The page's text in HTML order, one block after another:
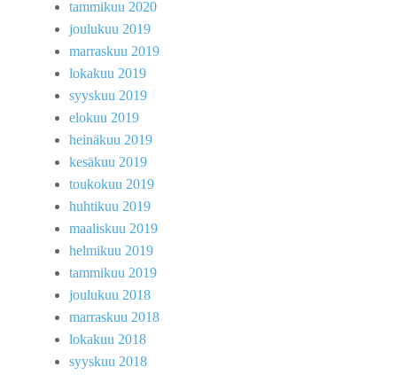
tammikuu 2020
joulukuu 2019
marraskuu 2019
lokakuu 2019
syyskuu 2019
elokuu 2019
heinäkuu 2019
kesäkuu 2019
toukokuu 2019
huhtikuu 2019
maaliskuu 2019
helmikuu 2019
tammikuu 2019
joulukuu 2018
marraskuu 2018
lokakuu 2018
syyskuu 2018